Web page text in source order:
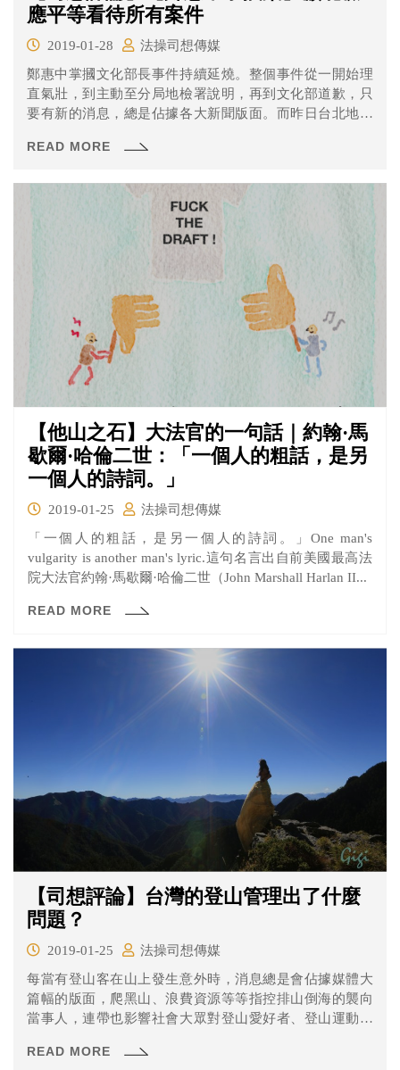
應平等看待所有案件
2019-01-28
法操司想傳媒
鄭惠中掌摑文化部長事件持續延燒。整個事件從一開始理
直氣壯，到主動至分局地檢署說明，再到文化部道歉，只
要有新的消息，總是佔據各大新聞版面。而昨日台北地檢
藝人「遭檢限制住居 委任律師轟：侵害人權」云云，進行
READ MORE
【他山之石】大法官的一句話｜約翰·馬
歇爾·哈倫二世：「一個人的粗話，是另
一個人的詩詞。」
2019-01-25
法操司想傳媒
「一個人的粗話，是另一個人的詩詞。」One man's
vulgarity is another man's lyric.這句名言出自前美國最高法
院大法官約翰·馬歇爾·哈倫二世（John Marshall Harlan II...
READ MORE
【司想評論】台灣的登山管理出了什麼
問題？
2019-01-25
法操司想傳媒
每當有登山客在山上發生意外時，消息總是會佔據媒體大
篇幅的版面，爬黑山、浪費資源等等指控排山倒海的襲向
當事人，連帶也影響社會大眾對登山愛好者、登山運動的
籤，認為因為大部分的人，包含法令規範都不了解登山運
READ MORE